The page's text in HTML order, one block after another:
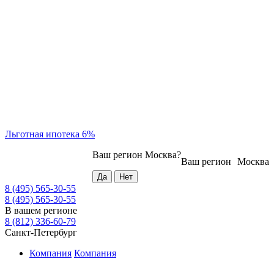
Льготная ипотека 6%
Москва
Ваш регион
Ваш регион Москва?
8 (495) 565-30-55
8 (495) 565-30-55
В вашем регионе
8 (812) 336-60-79
Санкт-Петербург
Компания Компания